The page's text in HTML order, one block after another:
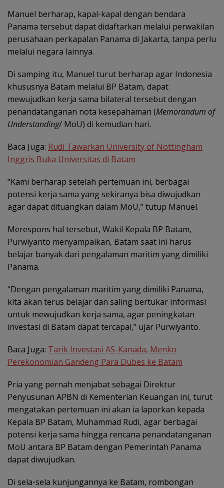
Manuel berharap, kapal-kapal dengan bendara
Panama tersebut dapat didaftarkan melalui perwakilan
perusahaan perkapalan Panama di Jakarta, tanpa perlu
melalui negara lainnya.
Di samping itu, Manuel turut berharap agar Indonesia
khususnya Batam melalui BP Batam, dapat
mewujudkan kerja sama bilateral tersebut dengan
penandatanganan nota kesepahaman (Memorandum of
Understanding/ MoU) di kemudian hari.
Baca Juga: Rudi Tawarkan University of Nottingham
Inggris Buka Universitas di Batam
“Kami berharap setelah pertemuan ini, berbagai
potensi kerja sama yang sekiranya bisa diwujudkan
agar dapat dituangkan dalam MoU,” tutup Manuel.
Merespons hal tersebut, Wakil Kepala BP Batam,
Purwiyanto menyampaikan, Batam saat ini harus
belajar banyak dari pengalaman maritim yang dimiliki
Panama.
“Dengan pengalaman maritim yang dimiliki Panama,
kita akan terus belajar dan saling bertukar informasi
untuk mewujudkan kerja sama, agar peningkatan
investasi di Batam dapat tercapai,” ujar Purwiyanto.
Baca Juga: Tarik Investasi AS-Kanada, Menko
Perekonomian Gandeng Para Dubes ke Batam
Pria yang pernah menjabat sebagai Direktur
Penyusunan APBN di Kementerian Keuangan ini, turut
mengatakan pertemuan ini akan ia laporkan kepada
Kepala BP Batam, Muhammad Rudi, agar berbagai
potensi kerja sama hingga rencana penandatanganan
MoU antara BP Batam dengan Pemerintah Panama
dapat diwujudkan.
Di sela-sela kunjungannya ke Batam, rombongan